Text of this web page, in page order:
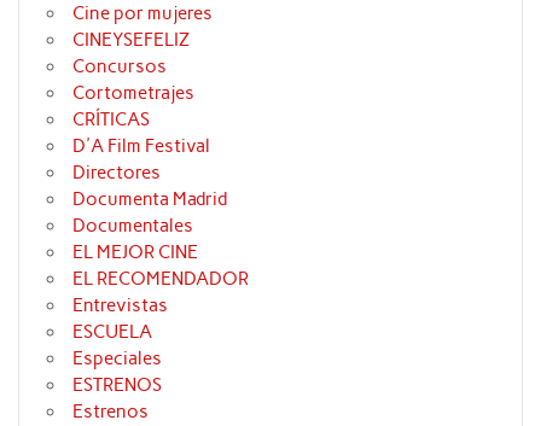
Cine por mujeres
CINEYSEFELIZ
Concursos
Cortometrajes
CRÍTICAS
D'A Film Festival
Directores
Documenta Madrid
Documentales
EL MEJOR CINE
EL RECOMENDADOR
Entrevistas
ESCUELA
Especiales
ESTRENOS
Estrenos